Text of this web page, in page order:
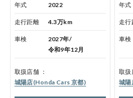
各店舗へのお問い
年式 2022
走行距離 4.3万km
車検
2027年/
令和9年12月
取扱店舗
城陽店(Honda Cars 京都)
年式
走行
車検
取扱
城陽